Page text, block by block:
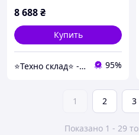
8 688₴
Купить
⭐️Техно склад⭐️ - лідери продажів продукції, завдяки новим технологіям. 95%
1 2 3
Показано 1 - 29